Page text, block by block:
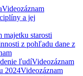
Videozáznam
a jej
majetku starosti
z pohľadu dane z
ľudíVideozáznam
2024Videozáznam